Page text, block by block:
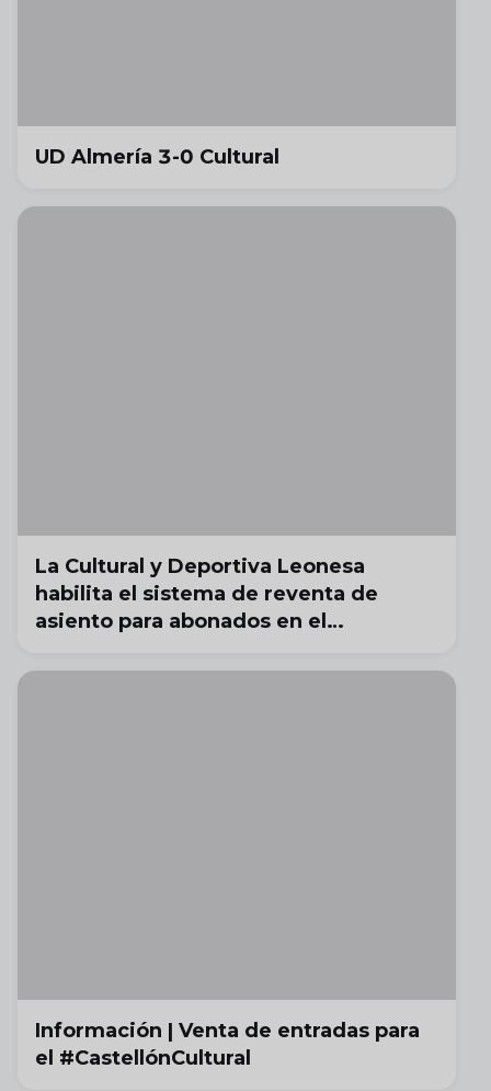
UD Almería 3-0 Cultural
La Cultural y Deportiva Leonesa
habilita el sistema de reventa de
asiento para abonados en el
Información | Venta de entradas para
el #CastellónCultural